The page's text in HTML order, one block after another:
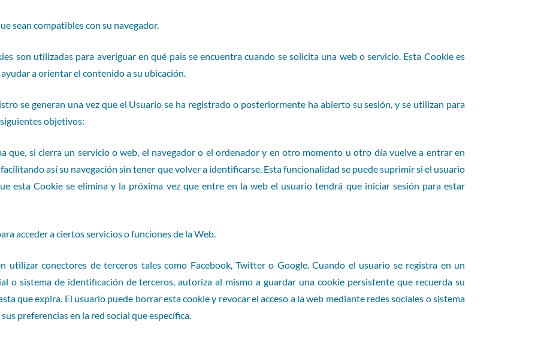
sean compatibles con su navegador.
son utilizadas para averiguar en qué país se encuentra cuando se solicita una web o servicio. Esta Cookie es
a orientar el contenido a su ubicación.
se generan una vez que el Usuario se ha registrado o posteriormente ha abierto su sesión, y se utilizan para
objetivos:
que, si cierra un servicio o web, el navegador o el ordenador y en otro momento u otro día vuelve a entrar en
así su navegación sin tener que volver a identificarse. Esta funcionalidad se puede suprimir si el usuario
esta Cookie se elimina y la próxima vez que entre en la web el usuario tendrá que iniciar sesión para estar
acceder a ciertos servicios o funciones de la Web.
utilizar conectores de terceros tales como Facebook, Twitter o Google. Cuando el usuario se registra en un
o sistema de identificación de terceros, autoriza al mismo a guardar una cookie persistente que recuerda su
que expira. El usuario puede borrar esta cookie y revocar el acceso a la web mediante redes sociales o sistema
preferencias en la red social que específica.